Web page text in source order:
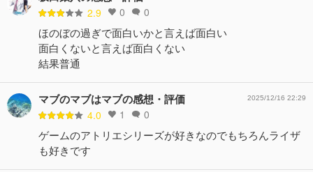
2.9 0 0
ほのぼの過ぎで面白いかと言えば面白い
面白くないと言えば面白くない
結果普通
マブのマブはマブの感想・評価
4.0 1 0
2025/12/16 22:29
ゲームのアトリエシリーズが好きなのでもちろんライザ
も好きです